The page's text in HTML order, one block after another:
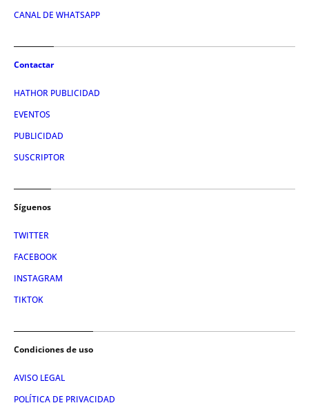
CANAL DE WHATSAPP
Contactar
HATHOR PUBLICIDAD
EVENTOS
PUBLICIDAD
SUSCRIPTOR
Síguenos
TWITTER
FACEBOOK
INSTAGRAM
TIKTOK
Condiciones de uso
AVISO LEGAL
POLÍTICA DE PRIVACIDAD